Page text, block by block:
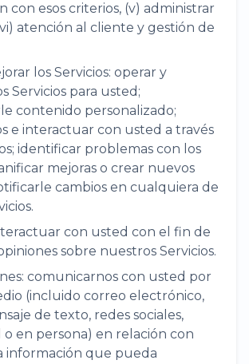
con esos criterios, (v) administrar
atención al cliente y gestión de
los Servicios: operar y
Servicios para usted;
contenido personalizado;
e interactuar con usted a través
identificar problemas con los
mejoras o crear nuevos
cambios en cualquiera de
con usted con el fin de
sobre nuestros Servicios.
comunicarnos con usted por
(incluido correo electrónico,
de texto, redes sociales,
en persona) en relación con
información que pueda